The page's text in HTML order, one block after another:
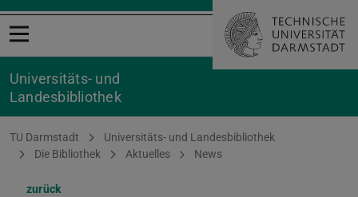
Menü öffnen
Universitäts- und
Landesbibliothek
Sie befinden sich hier:
TU Darmstadt
Universitäts- und Landesbibliothek
Die Bibliothek
Aktuelles News
zurück